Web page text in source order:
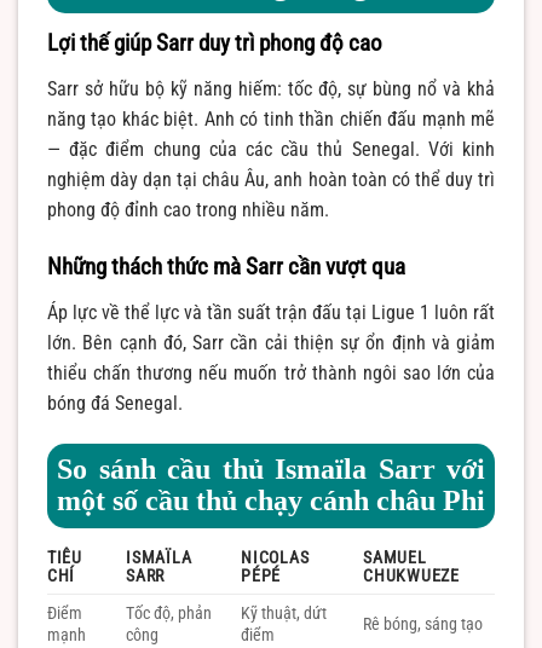
Lợi thế giúp Sarr duy trì phong độ cao
Sarr sở hữu bộ kỹ năng hiếm: tốc độ, sự bùng nổ và khả
năng tạo khác biệt. Anh có tinh thần chiến đấu mạnh mẽ
— đặc điểm chung của các cầu thủ Senegal. Với kinh
nghiệm dày dạn tại châu Âu, anh hoàn toàn có thể duy trì
phong độ đỉnh cao trong nhiều năm.
Những thách thức mà Sarr cần vượt qua
Áp lực về thể lực và tần suất trận đấu tại Ligue 1 luôn rất
lớn. Bên cạnh đó, Sarr cần cải thiện sự ổn định và giảm
thiểu chấn thương nếu muốn trở thành ngôi sao lớn của
bóng đá Senegal.
So sánh cầu thủ Ismaïla Sarr với
một số cầu thủ chạy cánh châu Phi
TIÊU
CHÍ
ISMAÏLA
SARR
NICOLAS
PÉPÉ
SAMUEL
CHUKWUEZE
Điểm
mạnh
Tốc độ, phản
công
Kỹ thuật, dứt
điểm
Rê bóng, sáng tạo